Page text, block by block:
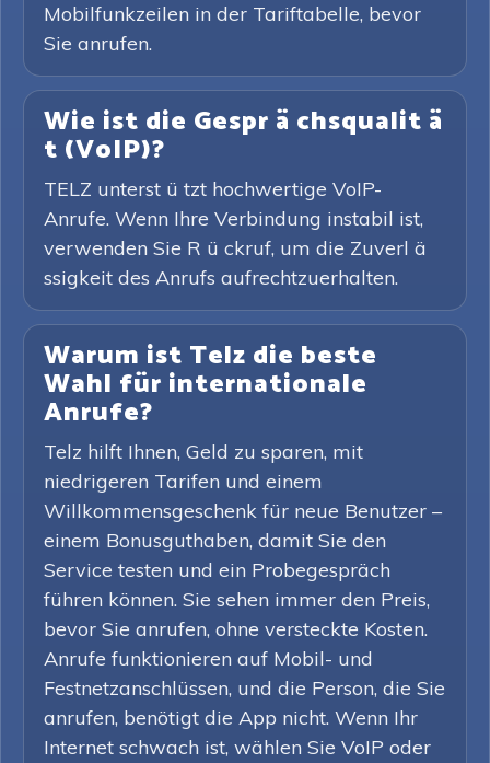
Mobilfunkzeilen in der Tariftabelle, bevor
Sie anrufen.
Wie ist die Gespr ä chsqualit ä
t (VoIP)?
TELZ unterst ü tzt hochwertige VoIP-
Anrufe. Wenn Ihre Verbindung instabil ist,
verwenden Sie R ü ckruf, um die Zuverl ä
ssigkeit des Anrufs aufrechtzuerhalten.
Warum ist Telz die beste
Wahl für internationale
Anrufe?
Telz hilft Ihnen, Geld zu sparen, mit
niedrigeren Tarifen und einem
Willkommensgeschenk für neue Benutzer –
einem Bonusguthaben, damit Sie den
Service testen und ein Probegespräch
führen können. Sie sehen immer den Preis,
bevor Sie anrufen, ohne versteckte Kosten.
Anrufe funktionieren auf Mobil- und
Festnetzanschlüssen, und die Person, die Sie
anrufen, benötigt die App nicht. Wenn Ihr
Internet schwach ist, wählen Sie VoIP oder